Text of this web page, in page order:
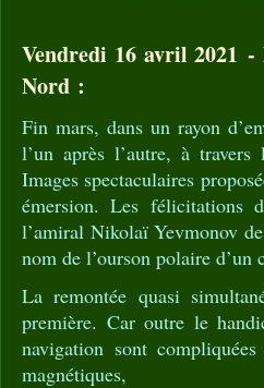
Vendredi 16 avril 2021 -
Nord :
Fin mars, dans un rayon
l’un après l’autre, à
Images spectaculaires
émersion. Les félicitations
l’amiral Nikolaï Yevmonov
nom de l’ourson polaire d’un
La remontée quasi
première. Car outre le
navigation sont
magnétiques,